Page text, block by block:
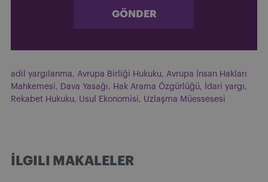
GÖNDER
adil yargılanma, Avrupa Birliği Hukuku, Avrupa İnsan Hakları
Mahkemesi, Dava Yasağı, Hak Arama Özgürlüğü, İdari yargı,
Rekabet Hukuku, Usul Ekonomisi, Uzlaşma Müessesesi
İLGILI MAKALELER